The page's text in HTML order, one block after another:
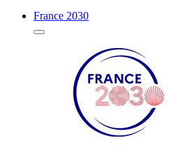
France 2030